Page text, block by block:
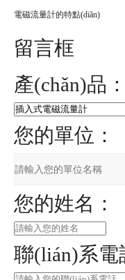
電磁流量計的特點(diǎn)
留言框
產(chǎn)品
您的單位：
您的姓名：
聯(lián)系電